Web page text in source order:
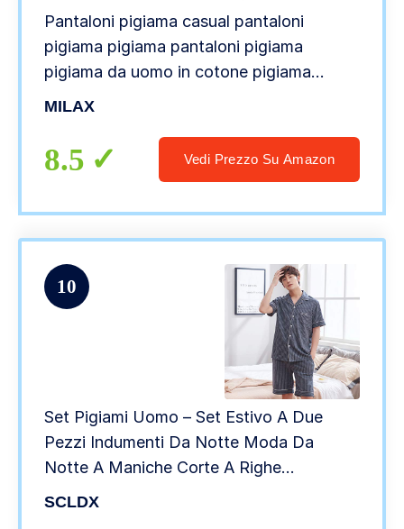
Pantaloni pigiama casual pantaloni
pigiama pigiama pantaloni pigiama
pigiama da uomo in cotone pigiama
lounge pantaloncini pigiami pigiami
morbidi, Blu, XXL
MILAX
8.5 Vedi Prezzo Su Amazon
10
Set Pigiami Uomo – Set Estivo A Due
Pezzi Indumenti Da Notte Moda Da
Notte A Maniche Corte A Righe
Abbigliamento Da Notte Casual Con
SCLDX